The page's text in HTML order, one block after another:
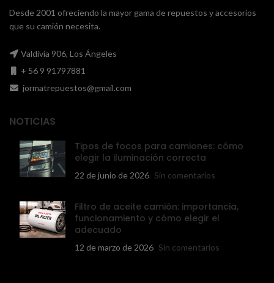
Desde 2001 ofreciendo la mayor gama de repuestos y accesorios
que su camión necesita.
Valdivia 906, Los Ángeles
+ 56 9 91797881
jormatrepuestos@gmail.com
NOTICIAS
Tipos de focos para camiones: cómo
elegir la iluminación correcta
22 de junio de 2026 Sin comentarios
Filtro de aceite camión: importancia,
funcionamiento y cómo elegir el
adecuado
12 de marzo de 2026 Sin comentarios